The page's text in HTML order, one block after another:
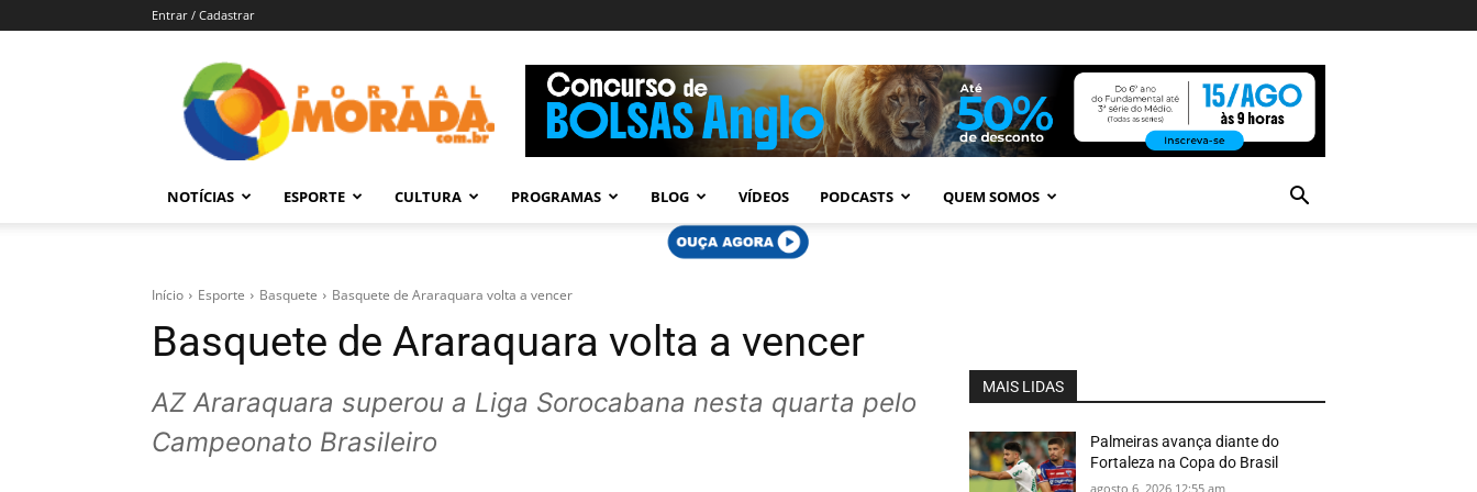
Entrar / Cadastrar
Morada
–
Araraquara
NOTÍCIAS ESPORTE CULTURA PROGRAMAS BLOG VÍDEOS PODCASTS QUEM SOMOS
Início Esporte Basquete Basquete de Araraquara volta a vencer
Basquete de Araraquara volta a vencer
AZ Araraquara superou a Liga Sorocabana nesta quarta pelo
Campeonato Brasileiro
MAIS LIDAS
Palmeiras avança diante do
Fortaleza na Copa do Brasil
agosto 6, 2026 12:55 am